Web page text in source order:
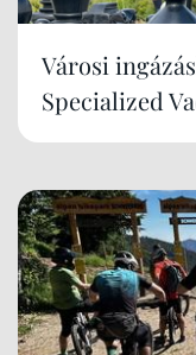
Városi
Specialized